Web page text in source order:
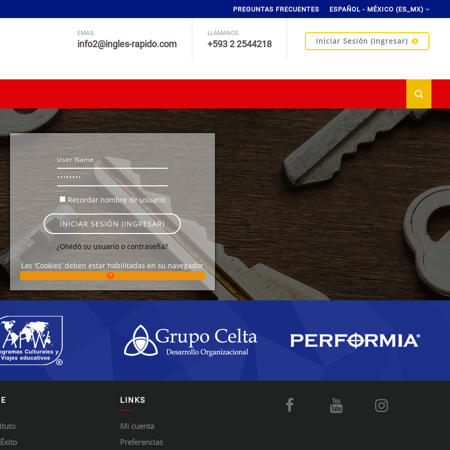
PREGUNTAS FRECUENTES ESPAÑOL - MÉXICO ‎(ES_MX)‎
Iniciar Sesión (ingresar)
EMAIL
info2@ingles-rapido.com
LLÁMANOS
+593 2 2544218
Usuario
Contraseña
Recordar nombre de usuario
INICIAR SESIÓN (INGRESAR)
¿Olvidó su usuario o contraseña?
Las 'Cookies' deben estar habilitadas en su navegador
LINKS
Mi cuenta
Preferencias